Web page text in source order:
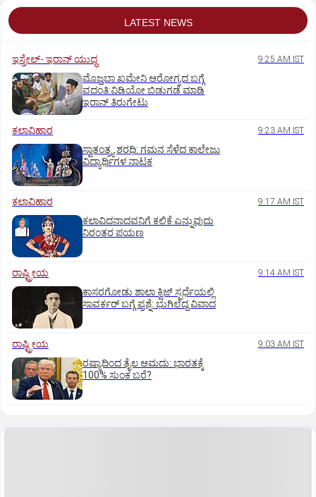
LATEST NEWS
ಇಸ್ರೇಲ್- ಇರಾನ್‌ ಯುದ್ಧ 9:25 AM IST
ಮೊಜ್ತಬಾ ಖಮೇನಿ ಆರೋಗ್ಯದ ಬಗ್ಗೆ
ವದಂತಿ:ವಿಡಿಯೋ ಬಿಡುಗಡೆ ಮಾಡಿ
ಇರಾನ್‌ ತಿರುಗೇಟು
ಕಲಾವಿಹಾರ 9:23 AM IST
ಸ್ವಾತಂತ್ರ್ಯ ಶರಧಿ: ಗಮನ ಸೆಳೆದ ಕಾಲೇಜು
ವಿದ್ಯಾರ್ಥಿಗಳ ನಾಟಕ
ಕಲಾವಿಹಾರ 9:17 AM IST
ಕಲಾವಿದನಾದವನಿಗೆ ಕಲಿಕೆ ಎನ್ನುವುದು
ನಿರಂತರ ಪಯಣ
ರಾಷ್ಟ್ರೀಯ 9:14 AM IST
ಕಾಸರಗೋಡು ಶಾಲಾ ಕ್ವಿಜ್‌ ಸ್ಪರ್ಧೆಯಲ್ಲಿ
ಸಾವರ್ಕರ್‌ ಬಗ್ಗೆ ಪ್ರಶ್ನೆ: ಭುಗಿಲೆದ್ದ ವಿವಾದ
ರಾಷ್ಟ್ರೀಯ 9:03 AM IST
ರಷ್ಯಾದಿಂದ ತೈಲ ಆಮದು: ಭಾರತಕ್ಕೆ
100% ಸುಂಕ ಬರೆ?